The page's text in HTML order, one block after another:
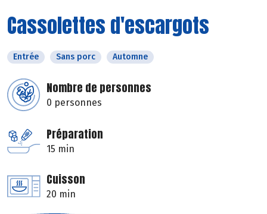
Cassolettes d'escargots
Entrée Sans porc Automne
Nombre de personnes
0 personnes
Préparation
15 min
Cuisson
20 min